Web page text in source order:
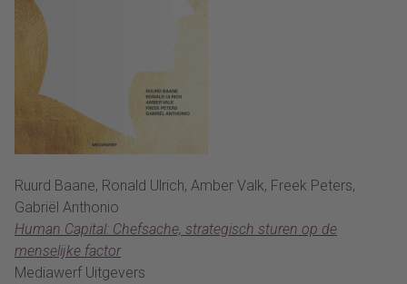
Ruurd Baane, Ronald Ulrich, Amber Valk, Freek Peters,
Gabriël Anthonio
Human Capital: Chefsache, strategisch sturen op de
menselijke factor
Mediawerf Uitgevers